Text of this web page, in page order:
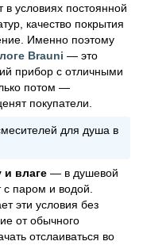
в условиях постоянной
качество покрытия
Именно поэтому
Brauni — это
прибор с отличными
потом —
покупатели.
для душа в
и влаге — в душевой
с паром и водой.
эти условия без
от обычного
отслаиваться во